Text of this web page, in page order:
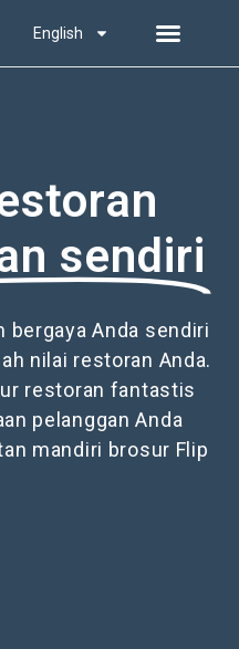
English
sendiri
bergaya Anda sendiri
nilai restoran Anda.
restoran fantastis
pelanggan Anda
mandiri brosur Flip